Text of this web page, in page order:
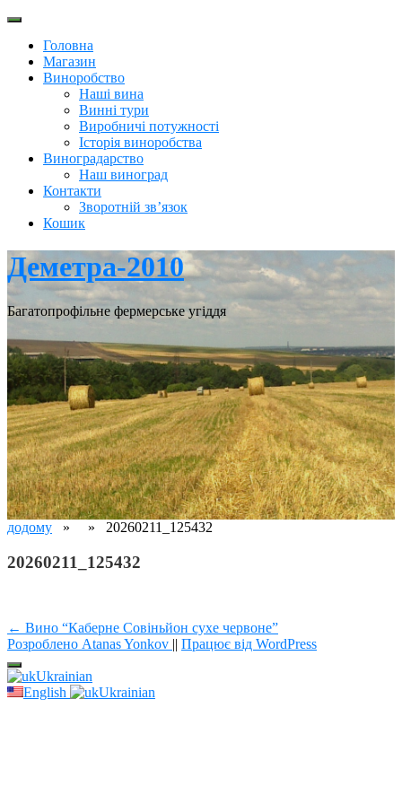
Перейти
вмістуГоловна
Магазин
Виноробство
Наші вина
Винні тури
Виробничі потужності
Історія виноробства
Виноградарство
Наш виноград
Контакти
Зворотній зв’язок
Кошик
Деметра-2010
Багатопрофільне фермерське угіддя
додому » » 20260211_125432
20260211_125432
Навігація
записів
← Вино “Каберне Совіньйон сухе червоне”
Розроблено Atanas Yonkov || Працює від WordPress
Ukrainian
English
Ukrainian